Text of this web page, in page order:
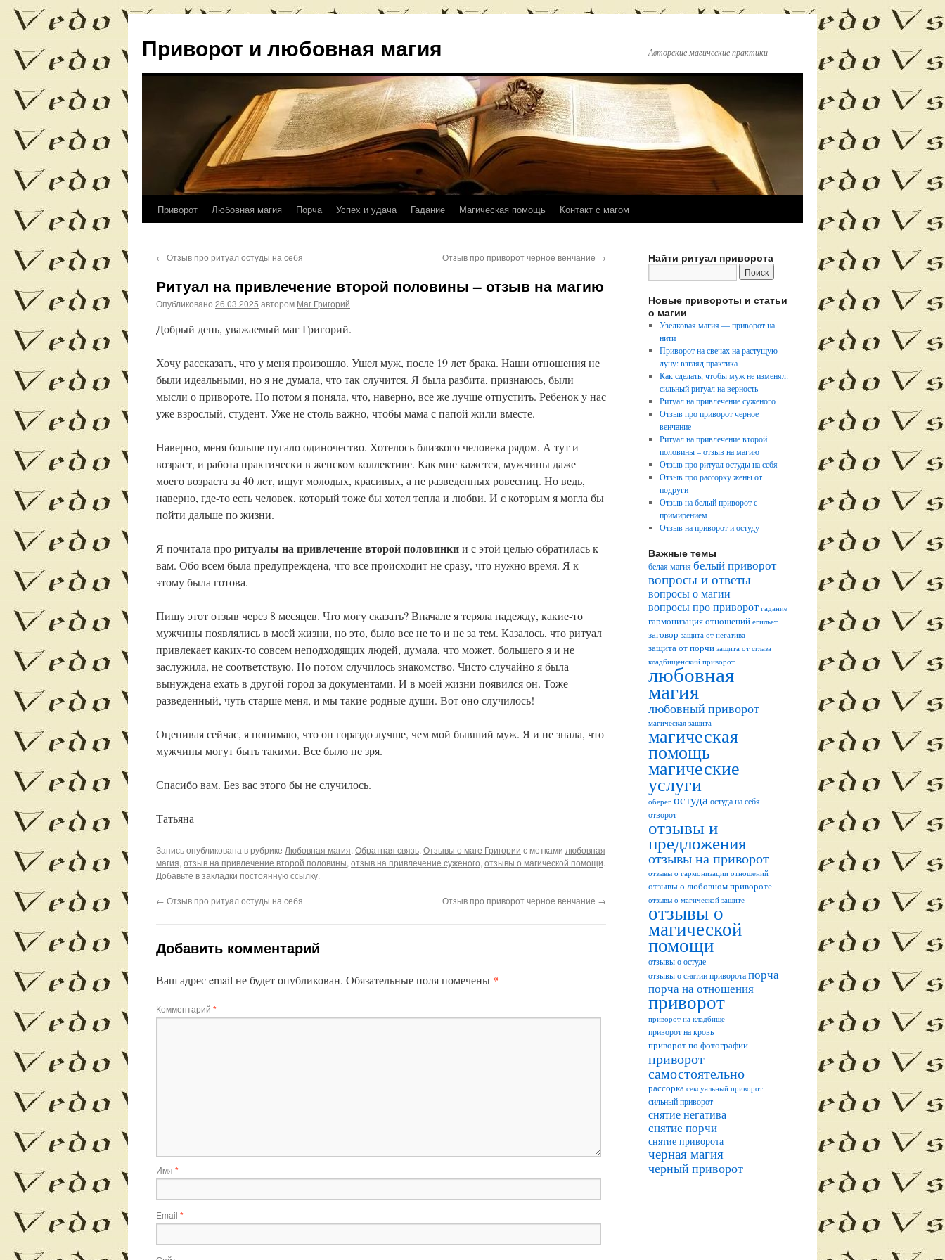
Приворот и любовная магия Авторские магические практики
Перейти
содержимому
Приворот Любовная магия Порча Успех и удача Гадание Магическая помощь Контакт с магом
← Отзыв про ритуал остуды на себя Отзыв про приворот черное венчание →
Ритуал на привлечение второй половины – отзыв на магию
Опубликовано 26.03.2025 автором Маг Григорий
Добрый день, уважаемый маг Григорий.
Хочу рассказать, что у меня произошло. Ушел муж, после 19 лет брака. Наши отношения не
были идеальными, но я не думала, что так случится. Я была разбита, признаюсь, были
мысли о привороте. Но потом я поняла, что, наверно, все же лучше отпустить. Ребенок у нас
уже взрослый, студент. Уже не столь важно, чтобы мама с папой жили вместе.
Наверно, меня больше пугало одиночество. Хотелось близкого человека рядом. А тут и
возраст, и работа практически в женском коллективе. Как мне кажется, мужчины даже
моего возраста за 40 лет, ищут молодых, красивых, а не разведенных ровесниц. Но ведь,
наверно, где-то есть человек, который тоже бы хотел тепла и любви. И с которым я могла бы
пойти дальше по жизни.
Я почитала проритуалы на привлечение второй половинкии с этой целью обратилась к
вам. Обо всем была предупреждена, что все происходит не сразу, что нужно время. Я к
этому была готова.
Пишу этот отзыв через 8 месяцев. Что могу сказать? Вначале я теряла надежду, какие-то
мужчины появлялись в моей жизни, но это, было все не то и не за тем. Казалось, что ритуал
привлекает каких-то совсем неподходящих людей, думала, что может, большего я и не
заслужила, не соответствую. Но потом случилось знакомство. Чисто случайно я была
вынуждена ехать в другой город за документами. И в моей жизни появился он. Тоже
разведенный, чуть старше меня, и мы такие родные души. Вот оно случилось!
Оценивая сейчас, я понимаю, что он гораздо лучше, чем мой бывший муж. Я и не знала, что
мужчины могут быть такими. Все было не зря.
Спасибо вам. Без вас этого бы не случилось.
Татьяна
Запись опубликована в рубрике Любовная магия, Обратная связь, Отзывы о маге Григории с метками любовная
магия, отзыв на привлечение второй половины, отзыв на привлечение суженого, отзывы о магической помощи.
Добавьте в закладки постоянную ссылку.
← Отзыв про ритуал остуды на себя Отзыв про приворот черное венчание →
Добавить комментарий
Ваш адрес email не будет опубликован. Обязательные поля помечены *
Комментарий *
Имя *
Email *
Найти ритуал приворота
Новые привороты и статьи
о магии
Узелковая магия — приворот на
нити
Приворот на свечах на растущую
луну: взгляд практика
Как сделать, чтобы муж не изменял:
сильный ритуал на верность
Ритуал на привлечение суженого
Отзыв про приворот черное
венчание
Ритуал на привлечение второй
половины – отзыв на магию
Отзыв про ритуал остуды на себя
Отзыв про рассорку жены от
подруги
Отзыв на белый приворот с
примирением
Отзыв на приворот и остуду
Важные темы
белая магия белый приворот
вопросы и ответы
вопросы о магии
вопросы про приворот гадание
гармонизация отношений егильет
заговор защита от негатива
защита от порчи защита от сглаза
кладбищенский приворот
любовная
магия
любовный приворот
магическая защита
магическая
помощь
магические
услуги
оберег остуда остуда на себя
отворот
отзывы и
предложения
отзывы на приворот
отзывы о гармонизации отношений
отзывы о любовном привороте
отзывы о магической защите
отзывы о
магической
помощи
отзывы о остуде
отзывы о снятии приворота порча
порча на отношения
приворот
приворот на кладбище
приворот на кровь
приворот по фотографии
приворот
самостоятельно
рассорка сексуальный приворот
сильный приворот
снятие негатива
снятие порчи
снятие приворота
черная магия
черный приворот